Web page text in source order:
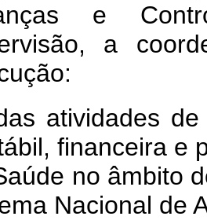
e
a
atividades de
financeira e
no âmbito
Nacional de